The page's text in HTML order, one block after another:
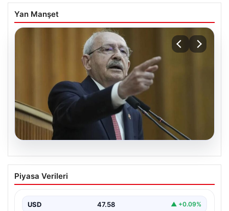
Yan Manşet
Kılıçdaroğlu: Hesap sormaktan da
vermekten de çekinmeyiz
Piyasa Verileri
USD 47.58 ▲ +0.09%